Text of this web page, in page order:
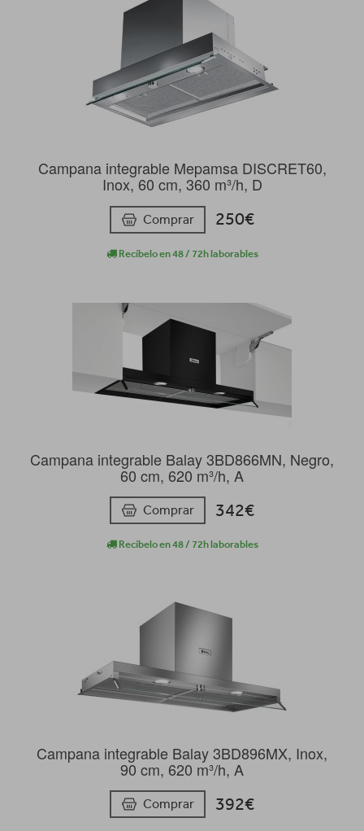
Campana integrable Mepamsa DISCRET60,
Inox, 60 cm, 360 m³/h, D
Comprar 250€
Recíbelo en 48 / 72h laborables
Campana integrable Balay 3BD866MN, Negro,
60 cm, 620 m³/h, A
Comprar 342€
Recíbelo en 48 / 72h laborables
Campana integrable Balay 3BD896MX, Inox,
90 cm, 620 m³/h, A
Comprar 392€